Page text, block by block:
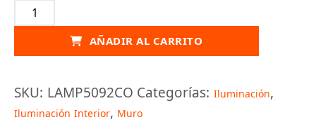
LAMPARA
PARED
TABA
COBRE
AÑADIR AL CARRITO
SKU: LAMP5092CO Categorías: Iluminación,
Iluminación Interior, Muro